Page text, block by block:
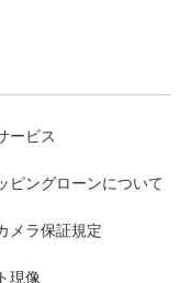
ービス
ピングローンについて
メラ保証規定
現像